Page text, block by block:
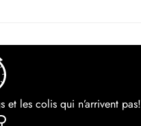
et les colis qui n’arrivent pas!